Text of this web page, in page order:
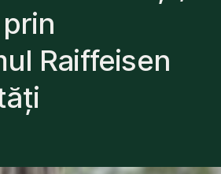
Raiffeisen